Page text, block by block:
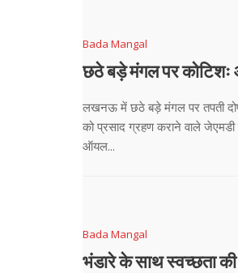
Bada Mangal
छठे बड़े मंगल पर कोटिशः
लखनऊ में छठे बड़े मंगल पर तपती
को प्रसाद ग्रहण कराने वाले जेएमडी
ऑयल...
Bada Mangal
भंडारे के साथ स्वच्छता की